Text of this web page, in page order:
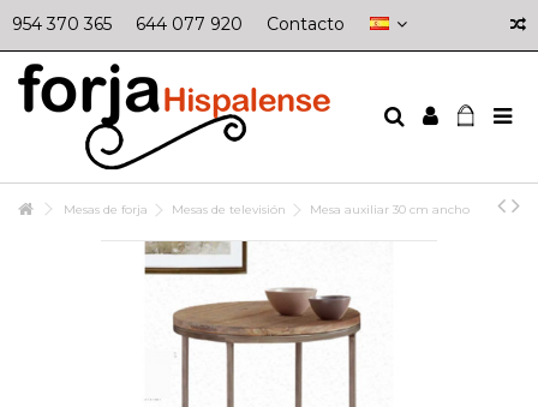
954 370 365 644 077 920 Contacto
Mesas de forja Mesas de televisión Mesa auxiliar 30 cm ancho